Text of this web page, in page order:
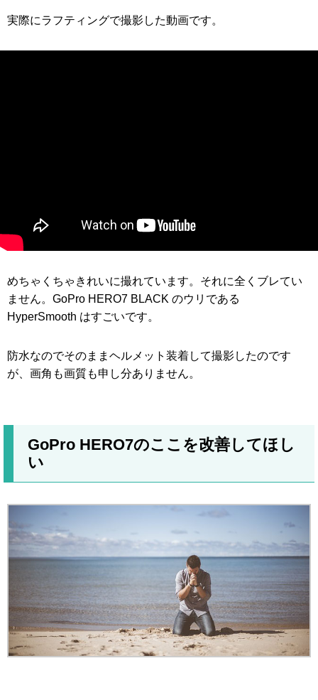
実際にラフティングで撮影した動画です。
めちゃくちゃきれいに撮れています。それに全くブレてい
ません。GoPro HERO7 BLACK のウリである
HyperSmooth はすごいです。
防水なのでそのままヘルメット装着して撮影したのです
が、画角も画質も申し分ありません。
GoPro HERO7のここを改善してほし
い